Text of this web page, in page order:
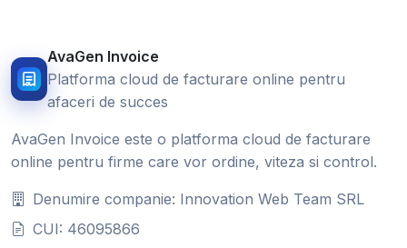
AvaGen Invoice
Platforma cloud de facturare online pentru
afaceri de succes
AvaGen Invoice este o platforma cloud de facturare
online pentru firme care vor ordine, viteza si control.
Denumire companie: Innovation Web Team SRL
CUI: 46095866